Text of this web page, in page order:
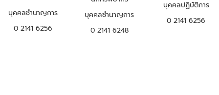
บุคคลชำนาญการ
0 2141 6256
บุคคลชำนาญการ
0 2141 6248
บุคคลปฏิบัติการ
0 2141 6256